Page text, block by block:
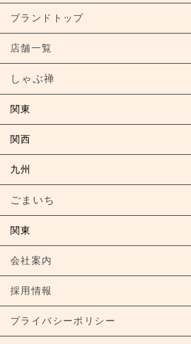
ブランドトップ
店舗一覧
しゃぶ禅
関東
関西
九州
ごまいち
関東
会社案内
採用情報
プライバシーポリシー